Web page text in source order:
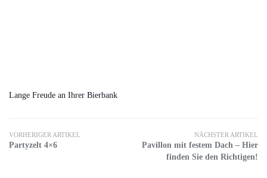
Lange Freude an Ihrer Bierbank
VORHERIGER ARTIKEL
Partyzelt 4×6
NÄCHSTER ARTIKEL
Pavillon mit festem Dach – Hier
finden Sie den Richtigen!